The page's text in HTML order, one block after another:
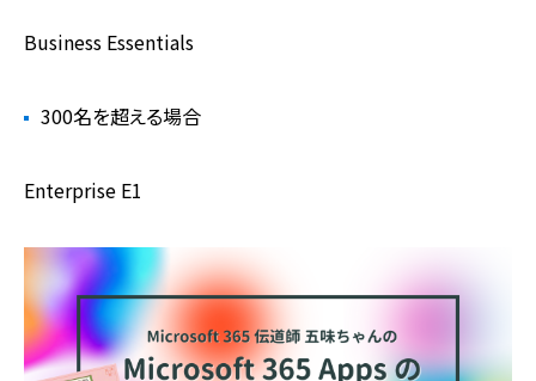
Business Essentials
300名を超える場合
Enterprise E1